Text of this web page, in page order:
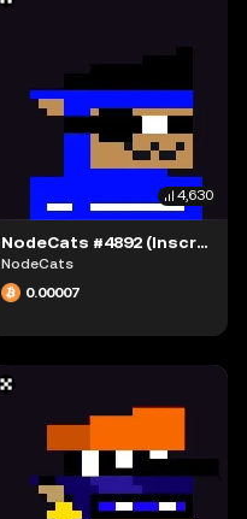
4,630
NodeCats #4892 (Inscription #63942080)
NodeCats
0.00007